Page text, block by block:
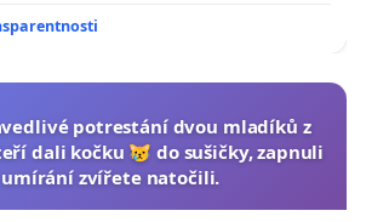
potrestání dvou mladíků z
dali kočku 😿 do sušičky, zapnuli
zvířete natočili.